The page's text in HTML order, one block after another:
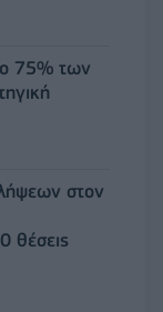
75% των
στον
θέσεις